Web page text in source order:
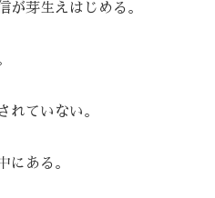
芽生えはじめる。
ていない。
にある。